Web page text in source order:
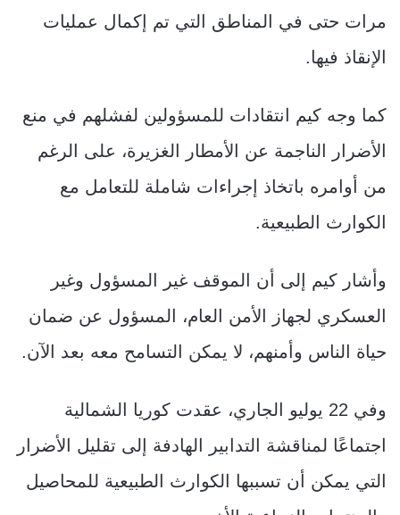
مرات حتى في المناطق التي تم إكمال عمليات
الإنقاذ فيها.
كما وجه كيم انتقادات للمسؤولين لفشلهم في منع
الأضرار الناجمة عن الأمطار الغزيرة، على الرغم
من أوامره باتخاذ إجراءات شاملة للتعامل مع
الكوارث الطبيعية.
وأشار كيم إلى أن الموقف غير المسؤول وغير
العسكري لجهاز الأمن العام، المسؤول عن ضمان
حياة الناس وأمنهم، لا يمكن التسامح معه بعد الآن.
وفي 22 يوليو الجاري، عقدت كوريا الشمالية
اجتماعًا لمناقشة التدابير الهادفة إلى تقليل الأضرار
التي يمكن أن تسببها الكوارث الطبيعية للمحاصيل